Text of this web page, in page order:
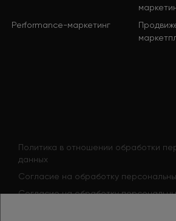
Performance-маркетинг
Политика в отношении обработки
данных
Согласие на обработку
Согласие на обработку